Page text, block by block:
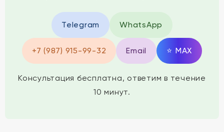
Telegram WhatsApp
+7 (987) 915-99-32 Email ⭐ MAX
Консультация бесплатна, ответим в течение
10 минут.